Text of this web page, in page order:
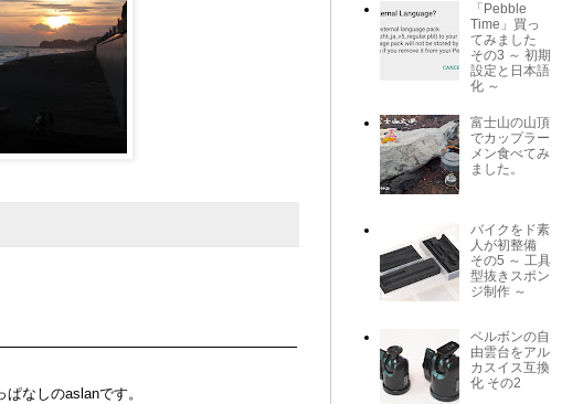
なしのaslanです。
「Pebble
Time」買っ
てみました
その3 ～ 初期
設定と日本語
化 ～
富士山の山頂
でカップラー
メン食べてみ
ました。
バイクをド素
人が初整備
その5 ～ 工具
型抜きスポン
ジ制作 ～
ベルボンの自
由雲台をアル
カスイス互換
化 その2